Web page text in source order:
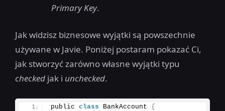
Primary Key.
Jak widzisz biznesowe wyjątki są powszechnie
używane w Javie. Poniżej postaram pokazać Ci,
jak stworzyć zarówno własne wyjątki typu
checked jak i unchecked.
public class BankAccount {